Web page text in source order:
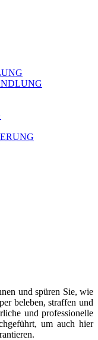
und spüren Sie, wie
beleben, straffen und
und professionelle
um auch hier